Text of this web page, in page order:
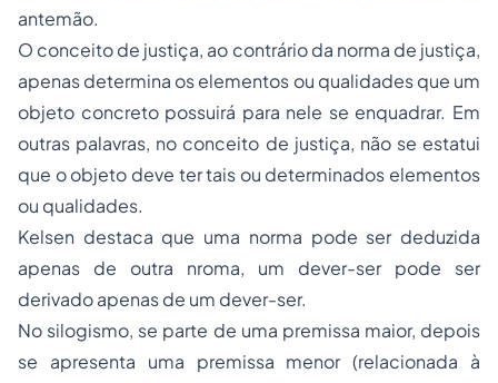
antemão.
O conceito de justiça, ao contrário da norma de justiça,
apenas determina os elementos ou qualidades que um
objeto concreto possuirá para nele se enquadrar. Em
outras palavras, no conceito de justiça, não se estatui
que o objeto deve ter tais ou determinados elementos
ou qualidades.
Kelsen destaca que uma norma pode ser deduzida
apenas de outra nroma, um dever-ser pode ser
derivado apenas de um dever-ser.
No silogismo, se parte de uma premissa maior, depois
se apresenta uma premissa menor (relacionada à